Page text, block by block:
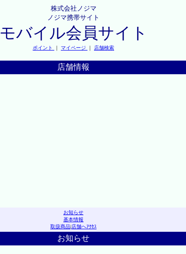
株式会社ノジマ
ノジマ携帯サイト
モバイル会員サイト
ポイント ｜ マイページ ｜ 店舗検索
店舗情報
お知らせ
基本情報
取扱商品|店舗へｱｸｾｽ
お知らせ